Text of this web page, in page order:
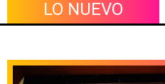
LO NUEVO